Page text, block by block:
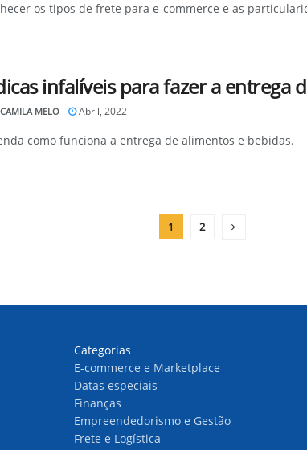
os tipos de frete para e-commerce e as
infalíveis para fazer a entrega
CAMILA MELO Abril, 2022
como funciona a entrega de alimentos e bebidas.
1 2
Categorias
E-commerce e Marketplace
Datas especiais
Finanças
Empreendedorismo e Gestão
Frete e Logística